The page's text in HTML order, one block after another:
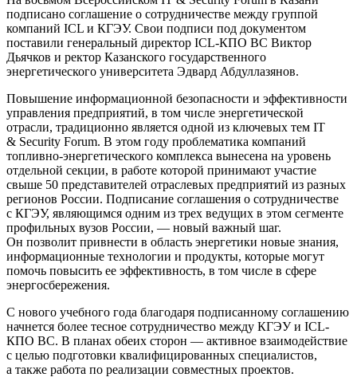
подписано соглашение о сотрудничестве между группой
компаний ICL и КГЭУ. Свои подписи под документом
поставили генеральный директор ICL-КПО ВС Виктор
Дьячков и ректор Казанского государственного
энергетического университета Эдвард Абдуллазянов.
Повышение информационной безопасности и эффективности
управления предприятий, в том числе энергетической
отрасли, традиционно является одной из ключевых тем IT
& Security Forum. В этом году проблематика компаний
топливно-энергетического комплекса вынесена на уровень
отдельной секции, в работе которой принимают участие
свыше 50 представителей отраслевых предприятий из разных
регионов России. Подписание соглашения о сотрудничестве
с КГЭУ, являющимся одним из трех ведущих в этом сегменте
профильных вузов России, — новый важный шаг.
Он позволит привнести в область энергетики новые знания,
информационные технологии и продукты, которые могут
помочь повысить ее эффективность, в том числе в сфере
энергосбережения.
С нового учебного года благодаря подписанному соглашению
начнется более тесное сотрудничество между КГЭУ и ICL-
КПО ВС. В планах обеих сторон — активное взаимодействие
с целью подготовки квалифицированных специалистов,
а также работа по реализации совместных проектов.